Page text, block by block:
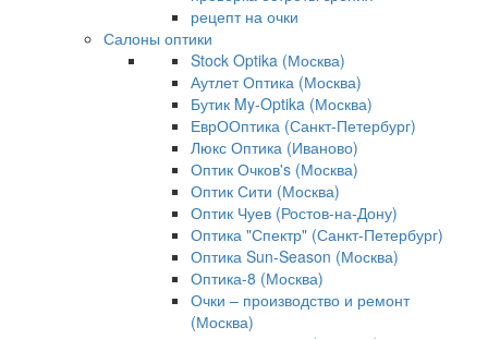
рецепт на очки
Салоны оптики
Stock Optika (Москва)
Аутлет Оптика (Москва)
Бутик My-Optika (Москва)
ЕврООптика (Санкт-Петербург)
Люкс Оптика (Иваново)
Оптик Очков's (Москва)
Оптик Сити (Москва)
Оптик Чуев (Ростов-на-Дону)
Оптика "Спектр" (Санкт-Петербург)
Оптика Sun-Season (Москва)
Оптика-8 (Москва)
Очки – производство и ремонт
(Москва)